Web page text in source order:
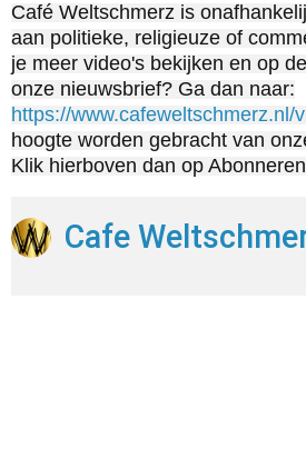
Café Weltschmerz is
aan politieke, religieuze of
je meer video's bekijken en op
onze nieuwsbrief? Ga dan naar:
https://www.cafeweltschmerz.nl/
hoogte worden gebracht van
Klik hierboven dan op
Cafe